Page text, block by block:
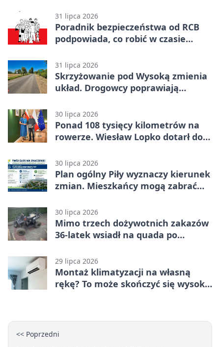
31 lipca 2026
Poradnik bezpieczeństwa od RCB
podpowiada, co robić w czasie
31 lipca 2026
Skrzyżowanie pod Wysoką zmienia
układ. Drogowcy poprawiają
30 lipca 2026
Ponad 108 tysięcy kilometrów na
rowerze. Wiesław Lopko dotarł do
30 lipca 2026
Plan ogólny Piły wyznaczy kierunek
zmian. Mieszkańcy mogą zabrać
30 lipca 2026
Mimo trzech dożywotnich zakazów
36-latek wsiadł na quada po
29 lipca 2026
Montaż klimatyzacji na własną
rękę? To może skończyć się wysoką
<< Poprzedni